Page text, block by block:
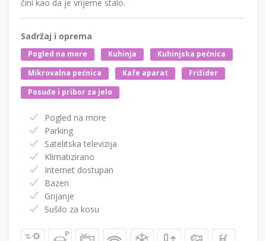
čini kao da je vrijeme stalo.
Sadržaj i oprema
Pogled na more Kuhinja
Kuhinjska pećnica
Mikrovalna pećnica
Kafe aparat
Frižider
Posuđe i pribor za jelo
Pogled na more
Parking
Satelitska televizija
Klimatizirano
Internet dostupan
Bazen
Grijanje
Sušilo za kosu